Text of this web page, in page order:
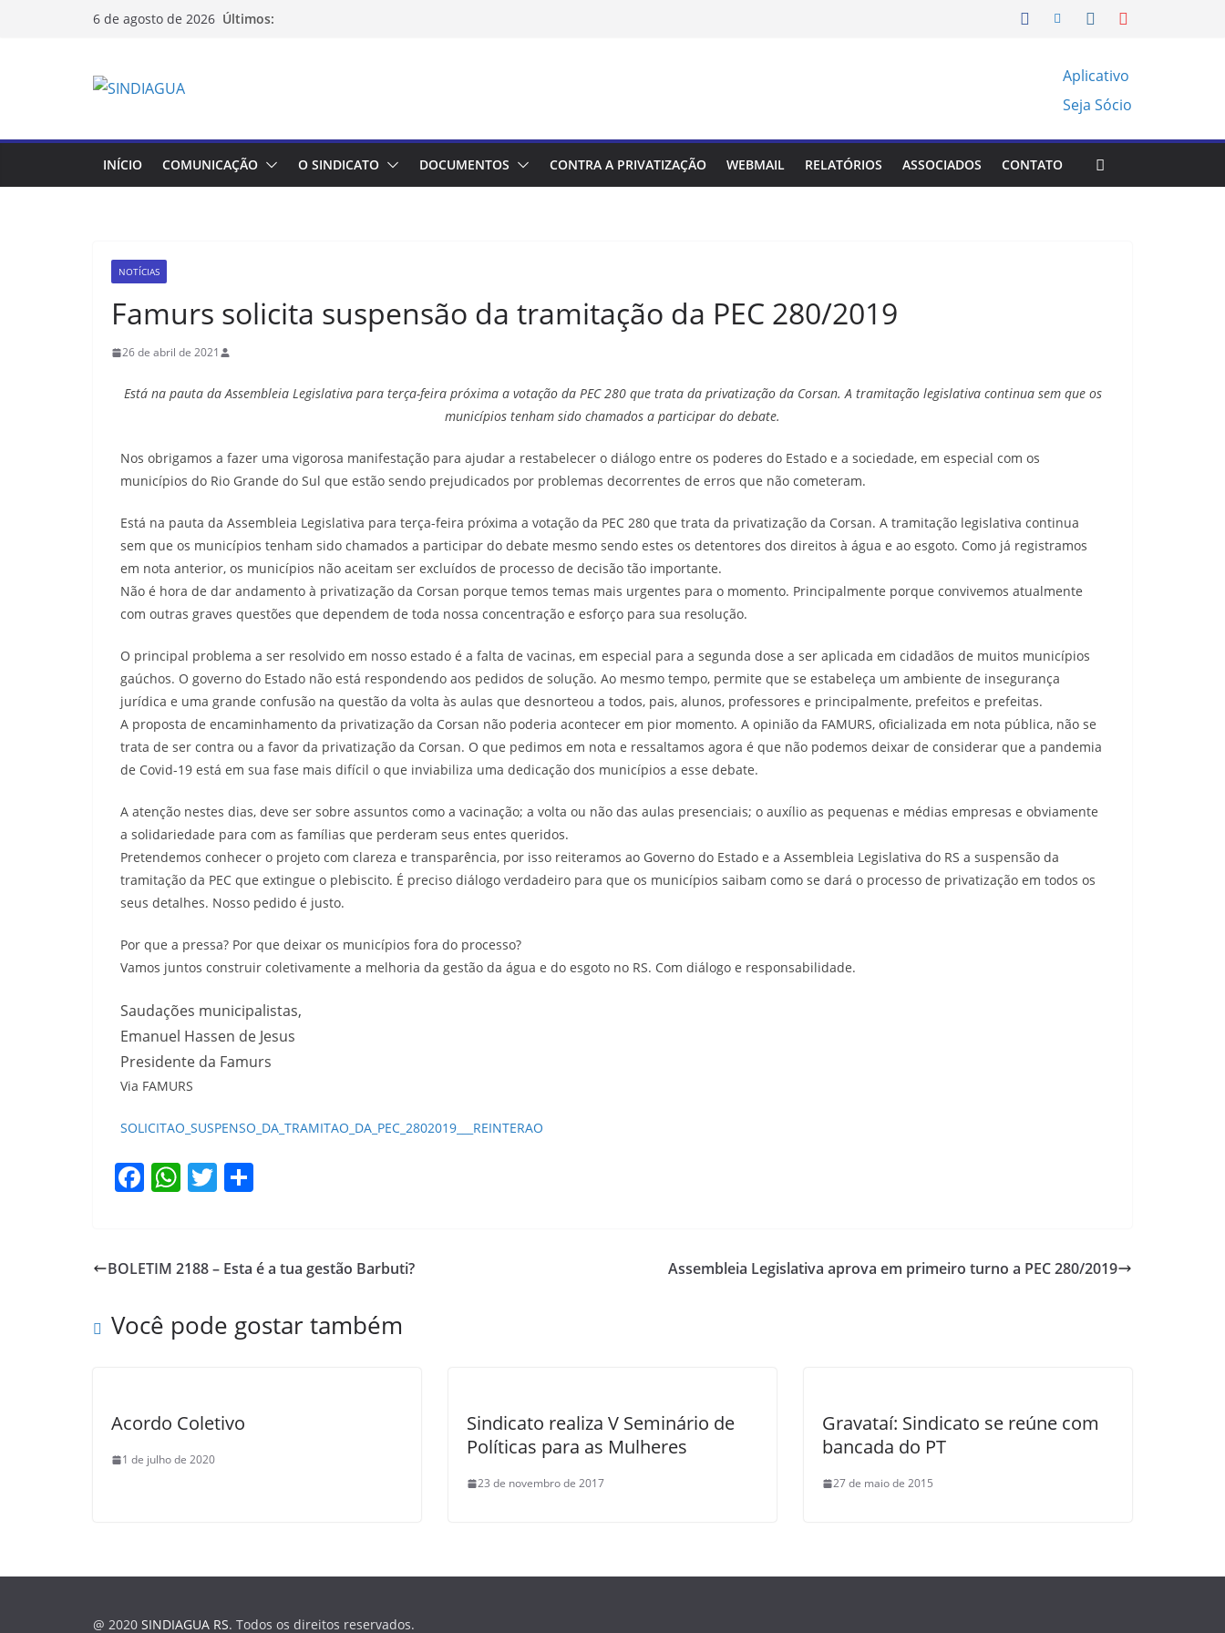
6 de agosto de 2026 Últimos:
Aplicativo
Seja Sócio
INÍCIO COMUNICAÇÃO O SINDICATO DOCUMENTOS CONTRA A PRIVATIZAÇÃO WEBMAIL RELATÓRIOS ASSOCIADOS CONTATO
NOTÍCIAS
Famurs solicita suspensão da tramitação da PEC 280/2019
26 de abril de 2021
Está na pauta da Assembleia Legislativa para terça-feira próxima a votação da PEC 280 que trata da privatização da Corsan. A tramitação legislativa continua sem que os
municípios tenham sido chamados a participar do debate.
Nos obrigamos a fazer uma vigorosa manifestação para ajudar a restabelecer o diálogo entre os poderes do Estado e a sociedade, em especial com os
municípios do Rio Grande do Sul que estão sendo prejudicados por problemas decorrentes de erros que não cometeram.
Está na pauta da Assembleia Legislativa para terça-feira próxima a votação da PEC 280 que trata da privatização da Corsan. A tramitação legislativa continua
sem que os municípios tenham sido chamados a participar do debate mesmo sendo estes os detentores dos direitos à água e ao esgoto. Como já registramos
em nota anterior, os municípios não aceitam ser excluídos de processo de decisão tão importante.
Não é hora de dar andamento à privatização da Corsan porque temos temas mais urgentes para o momento. Principalmente porque convivemos atualmente
com outras graves questões que dependem de toda nossa concentração e esforço para sua resolução.
O principal problema a ser resolvido em nosso estado é a falta de vacinas, em especial para a segunda dose a ser aplicada em cidadãos de muitos municípios
gaúchos. O governo do Estado não está respondendo aos pedidos de solução. Ao mesmo tempo, permite que se estabeleça um ambiente de insegurança
jurídica e uma grande confusão na questão da volta às aulas que desnorteou a todos, pais, alunos, professores e principalmente, prefeitos e prefeitas.
A proposta de encaminhamento da privatização da Corsan não poderia acontecer em pior momento. A opinião da FAMURS, oficializada em nota pública, não se
trata de ser contra ou a favor da privatização da Corsan. O que pedimos em nota e ressaltamos agora é que não podemos deixar de considerar que a pandemia
de Covid-19 está em sua fase mais difícil o que inviabiliza uma dedicação dos municípios a esse debate.
A atenção nestes dias, deve ser sobre assuntos como a vacinação; a volta ou não das aulas presenciais; o auxílio as pequenas e médias empresas e obviamente
a solidariedade para com as famílias que perderam seus entes queridos.
Pretendemos conhecer o projeto com clareza e transparência, por isso reiteramos ao Governo do Estado e a Assembleia Legislativa do RS a suspensão da
tramitação da PEC que extingue o plebiscito. É preciso diálogo verdadeiro para que os municípios saibam como se dará o processo de privatização em todos os
seus detalhes. Nosso pedido é justo.
Por que a pressa? Por que deixar os municípios fora do processo?
Vamos juntos construir coletivamente a melhoria da gestão da água e do esgoto no RS. Com diálogo e responsabilidade.
Saudações municipalistas,
Emanuel Hassen de Jesus
Presidente da Famurs
Via FAMURS
SOLICITAO_SUSPENSO_DA_TRAMITAO_DA_PEC_2802019___REINTERAO
F
e
o
W
s
p
T
er e
BOLETIM 2188 – Esta é a tua gestão Barbuti? Assembleia Legislativa aprova em primeiro turno a PEC 280/2019
Você pode gostar também
Acordo Coletivo
1 de julho de 2020
Sindicato realiza V Seminário de
Políticas para as Mulheres
23 de novembro de 2017
Gravataí: Sindicato se reúne com
bancada do PT
27 de maio de 2015
@ 2020 SINDIAGUA RS. Todos os direitos reservados.